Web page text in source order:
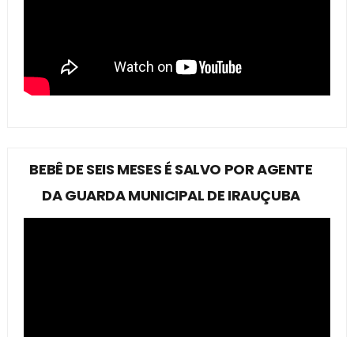
BEBÊ DE SEIS MESES É SALVO POR AGENTE
DA GUARDA MUNICIPAL DE IRAUÇUBA